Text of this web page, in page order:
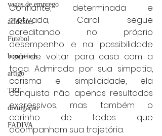
vagas de emprego
acidentes
Futebol
bombeiros
artigo
TRT
divulgação
FADIVA
Confiante, determinada e
motivada, Carol segue
acreditando no próprio
desempenho e na possibilidade
real de voltar para casa com a
taça. Admirada por sua simpatia,
carisma e simplicidade, ela
conquista não apenas resultados
expressivos, mas também o
carinho de todos que
acompanham sua trajetória.